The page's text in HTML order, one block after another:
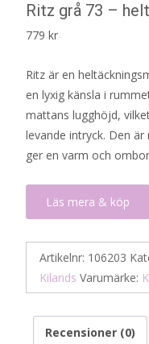
Ritz grå 73 –
779 kr
Ritz är en
en lyxig känsla i
mattans lugghöjd,
levande intryck. Den
ger en varm och
Läs mera & köp
Artikelnr: 106203
Kilands Varumärke:
Recensioner (0)